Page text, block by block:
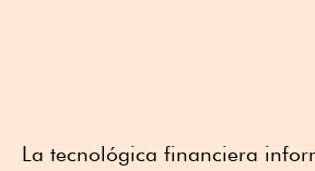
La tecnológica financiera